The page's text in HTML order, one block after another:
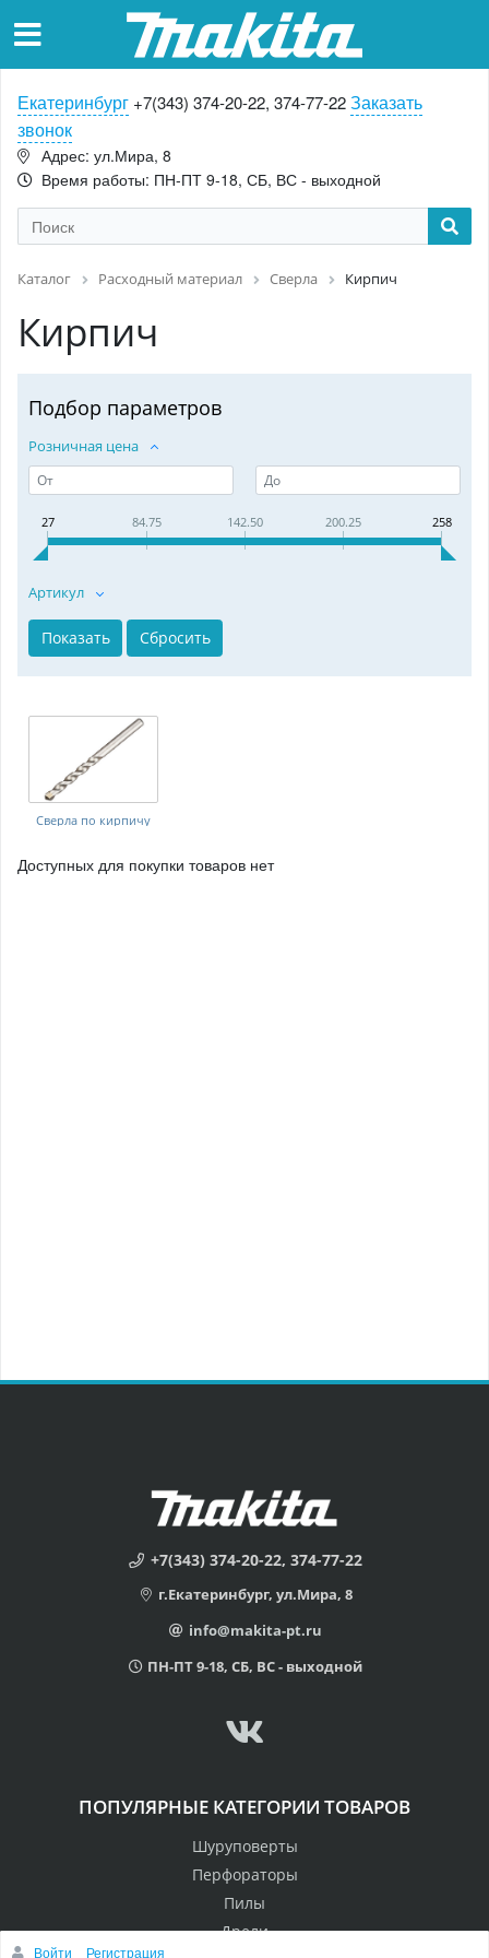
Екатеринбург +7(343) 374-20-22, 374-77-22Заказать
звонок
Адрес: ул.Мира, 8
Время работы: ПН-ПТ 9-18, СБ, ВС - выходной
Каталог Расходный материал Сверла Кирпич
Кирпич
Подбор параметров
Розничная цена
27 84.75 142.50 200.25 258
Артикул
Сверла по кирпичу
Доступных для покупки товаров нет
+7(343) 374-20-22, 374-77-22
г.Екатеринбург, ул.Мира, 8
info@makita-pt.ru
ПН-ПТ 9-18, СБ, ВС - выходной
ПОПУЛЯРНЫЕ КАТЕГОРИИ ТОВАРОВ
Шуруповерты
Перфораторы
Пилы
Дрели
Войти
Регистрация